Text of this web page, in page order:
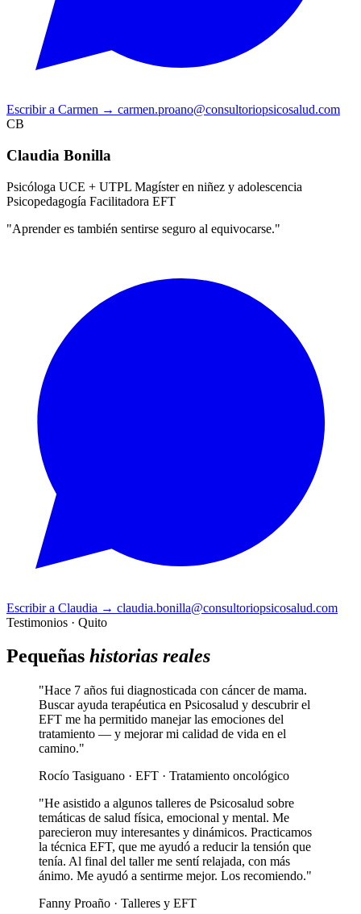
Escribir a Carmen → carmen.proano@consultoriopsicosalud.com
CB
Claudia Bonilla
Psicóloga UCE + UTPL Magíster en niñez y adolescencia
Psicopedagogía Facilitadora EFT
"Aprender es también sentirse seguro al equivocarse."
Escribir a Claudia → claudia.bonilla@consultoriopsicosalud.com
Testimonios · Quito
Pequeñas historias reales
"Hace 7 años fui diagnosticada con cáncer de mama.
Buscar ayuda terapéutica en Psicosalud y descubrir el
EFT me ha permitido manejar las emociones del
tratamiento — y mejorar mi calidad de vida en el
camino."
Rocío Tasiguano · EFT · Tratamiento oncológico
"He asistido a algunos talleres de Psicosalud sobre
temáticas de salud física, emocional y mental. Me
parecieron muy interesantes y dinámicos. Practicamos
la técnica EFT, que me ayudó a reducir la tensión que
tenía. Al final del taller me sentí relajada, con más
ánimo. Me ayudó a sentirme mejor. Los recomiendo."
Fanny Proaño · Talleres y EFT